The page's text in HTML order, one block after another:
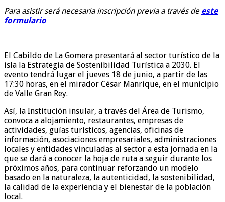
Para asistir será necesaria inscripción previa a través de este
formulario
El Cabildo de La Gomera presentará al sector turístico de la
isla la Estrategia de Sostenibilidad Turística a 2030. El
evento tendrá lugar el jueves 18 de junio, a partir de las
17:30 horas, en el mirador César Manrique, en el municipio
de Valle Gran Rey.
Así, la Institución insular, a través del Área de Turismo,
convoca a alojamiento, restaurantes, empresas de
actividades, guías turísticos, agencias, oficinas de
información, asociaciones empresariales, administraciones
locales y entidades vinculadas al sector a esta jornada en la
que se dará a conocer la hoja de ruta a seguir durante los
próximos años, para continuar reforzando un modelo
basado en la naturaleza, la autenticidad, la sostenibilidad,
la calidad de la experiencia y el bienestar de la población
local.